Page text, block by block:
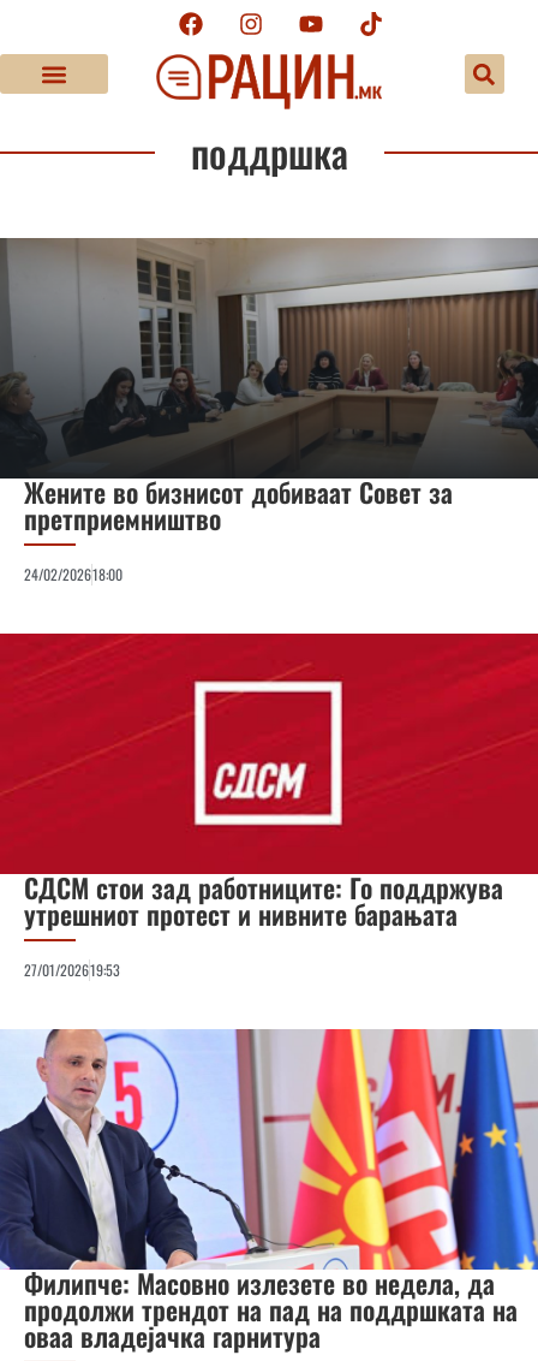
поддршка
Жените во бизнисот добиваат Совет за
претприемништво
24/02/202618:00
СДСМ стои зад работниците: Го поддржува
утрешниот протест и нивните барањата
27/01/202619:53
Филипче: Масовно излезете во недела, да
продолжи трендот на пад на поддршката на
оваа владејачка гарнитура